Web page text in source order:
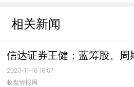
相关新闻
信达证券王健：蓝筹股、周
2020-11-16 16:07
收盘情报局